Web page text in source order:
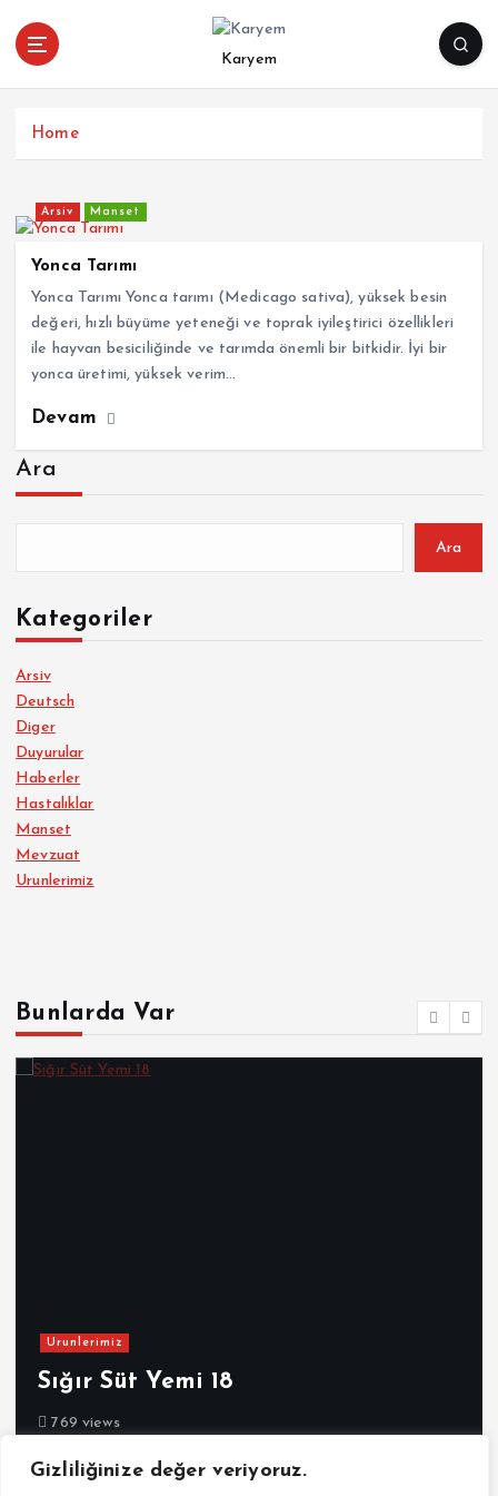
Gizliliğinize değer veriyoruz.
r
Karyem
Home
Arsiv Manset
Yonca Tarımı
Yonca Tarımı Yonca tarımı (Medicago sativa), yüksek besin
değeri, hızlı büyüme yeteneği ve toprak iyileştirici özellikleri
ile hayvan besiciliğinde ve tarımda önemli bir bitkidir. İyi bir
yonca üretimi, yüksek verim…
Devam
Ara
Ara
Kategoriler
Arsiv
Deutsch
Diger
Duyurular
Haberler
Hastalıklar
Manset
Mevzuat
Urunlerimiz
Bunlarda Var
Urunlerimiz
Sığır Süt Yemi 18
769 views